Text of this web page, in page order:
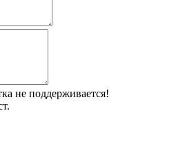
не поддерживается!